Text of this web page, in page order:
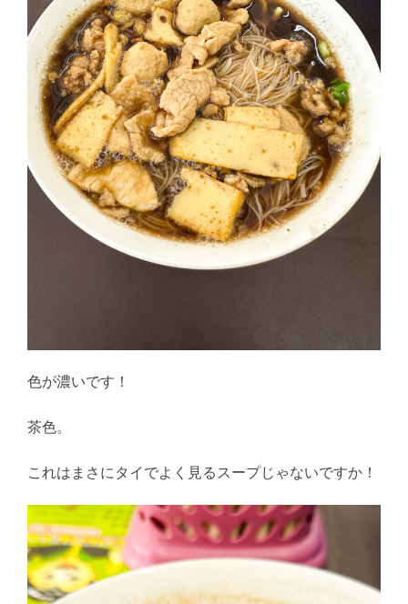
色が濃いです！
茶色。
これはまさにタイでよく見るスープじゃないですか！